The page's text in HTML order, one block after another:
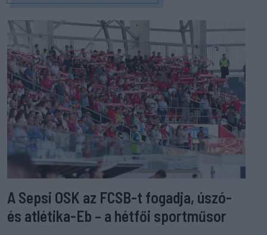
A Sepsi OSK az FCSB-t fogadja, úszó-
és atlétika-Eb – a hétfői sportműsor